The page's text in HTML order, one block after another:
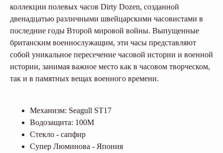
коллекции полевых часов Dirty Dozen, созданной
двенадцатью различными швейцарскими часовистами в
последние годы Второй мировой войны. Выпущенные
британским военнослужащим, эти часы представляют
собой уникальное пересечение часовой истории и военной
истории, занимая важное место как в часовом творческом,
так и в памятных вещах военного времени.
Механизм: Seagull ST17
Водозащита: 100M
Стекло - сапфир
Супер Люминова - Япония